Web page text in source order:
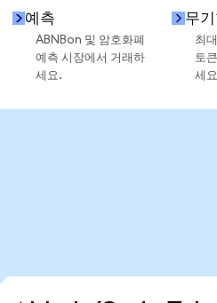
예측
ABNBon 및 암호화폐
예측 시장에서 거래하
세요.
무
최
토
세